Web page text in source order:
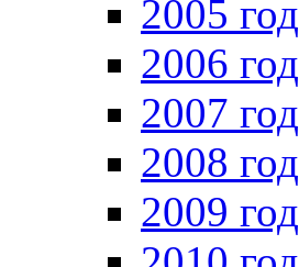
2005 год
2006 год
2007 год
2008 год
2009 год